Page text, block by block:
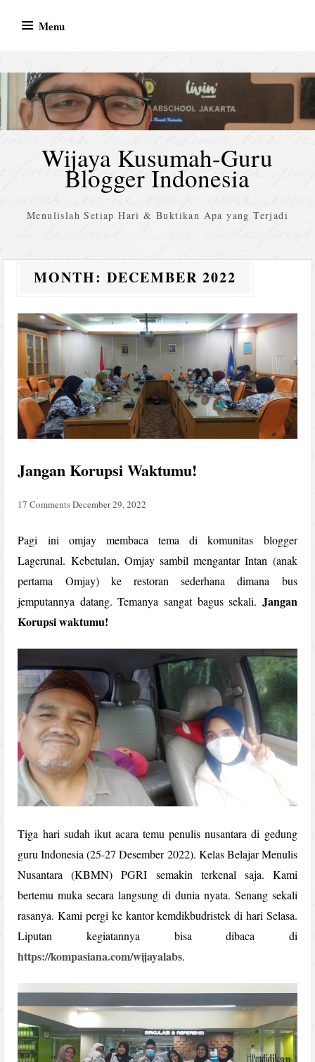
Menu
Wijaya Kusumah-Guru
Blogger Indonesia
Menulislah Setiap Hari & Buktikan Apa yang Terjadi
MONTH:DECEMBER 2022
Jangan Korupsi Waktumu!
17 CommentsDecember 29, 2022
Pagi ini omjay membaca tema di komunitas blogger
Lagerunal. Kebetulan, Omjay sambil mengantar Intan (anak
pertama Omjay) ke restoran sederhana dimana bus
jemputannya datang. Temanya sangat bagus sekali. Jangan
Korupsi waktumu!
Tiga hari sudah ikut acara temu penulis nusantara di gedung
guru Indonesia (25-27 Desember 2022). Kelas Belajar Menulis
Nusantara (KBMN) PGRI semakin terkenal saja. Kami
bertemu muka secara langsung di dunia nyata. Senang sekali
rasanya. Kami pergi ke kantor kemdikbudristek di hari Selasa.
Liputan kegiatannya bisa dibaca di
https://kompasiana.com/wijayalabs.